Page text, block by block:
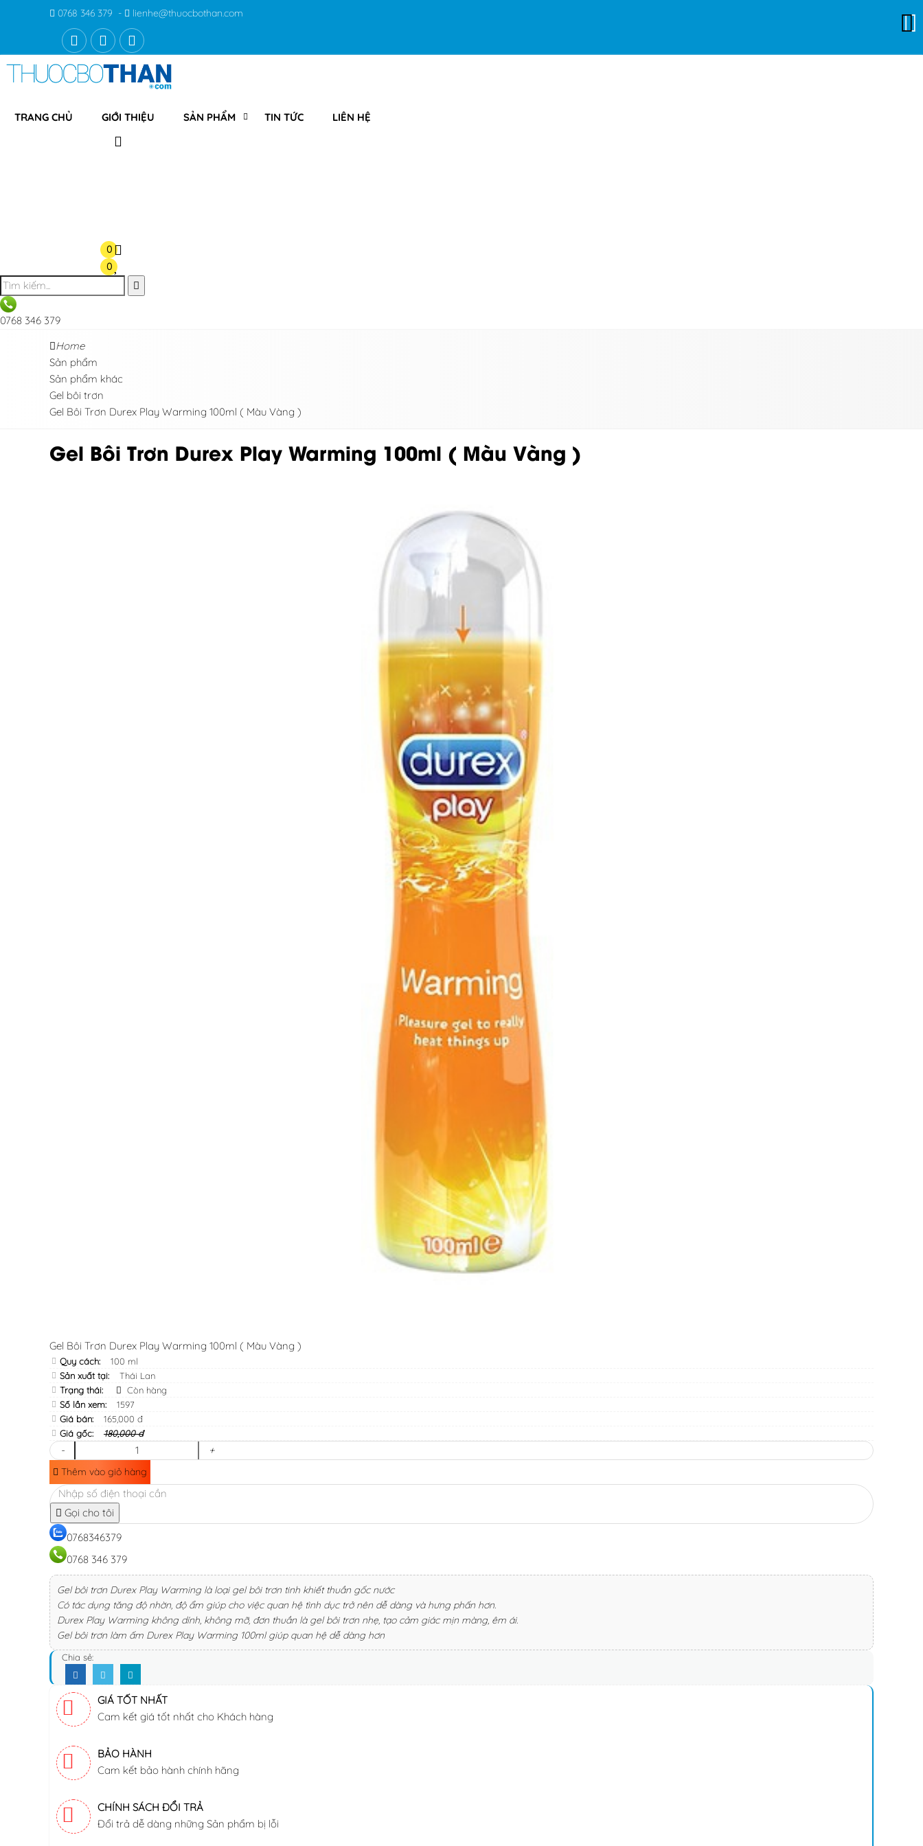
0768 346 379 - lienhe@thuocbothan.com
TRANG CHỦ GIỚI THIỆU SẢN PHẨM TIN TỨC LIÊN HỆ
0
0
0768 346 379
Home
Sản phẩm
Sản phẩm khác
Gel bôi trơn
Gel Bôi Trơn Durex Play Warming 100ml ( Màu Vàng )
Gel Bôi Trơn Durex Play Warming 100ml ( Màu Vàng )
Gel Bôi Trơn Durex Play Warming 100ml ( Màu Vàng )
Quy cách:
100 ml
Sản xuất tại:
Thái Lan
Trạng thái:
Còn hàng
Số lần xem:
1597
Giá bán:
165,000 đ
Giá gốc:
180,000 đ
- +
Thêm vào giỏ hàng
Gọi cho tôi
0768346379
0768 346 379
Gel bôi trơn Durex Play Warming là loại gel bôi trơn tinh khiết thuần gốc nước
Có tác dụng tăng độ nhờn, độ ẩm giúp cho việc quan hệ tình dục trở nên dễ dàng và hưng phấn hơn.
Durex Play Warming không dính, không mỡ, đơn thuần là gel bôi trơn nhẹ, tạo cảm giác mịn màng, êm ái.
Gel bôi trơn làm ấm Durex Play Warming 100ml giúp quan hệ dễ dàng hơn
Chia sẻ:
GIÁ TỐT NHẤT
Cam kết giá tốt nhất cho Khách hàng
BẢO HÀNH
Cam kết bảo hành chính hãng
CHÍNH SÁCH ĐỔI TRẢ
Đổi trả dễ dàng những Sản phẩm bị lỗi